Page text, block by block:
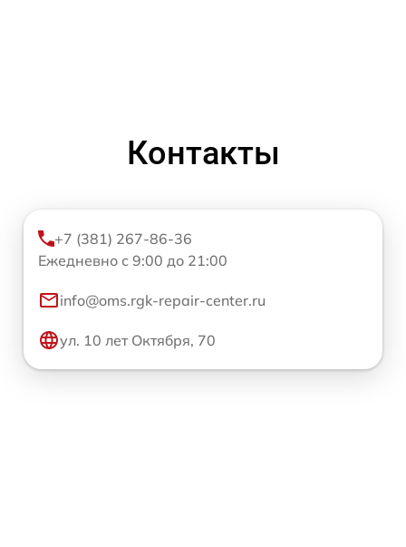
Контакты
+7 (381) 267-86-36
Ежедневно с 9:00 до 21:00
info@oms.rgk-repair-center.ru
ул. 10 лет Октября, 70